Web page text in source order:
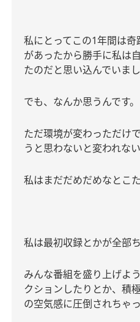
私にとってこの1年間は奇
があったから勝手に私は
たのだと思い込んでいまし
でも、なんか思うんです。
ただ環境が変わっただけ
うと思わないと変われな
私はまだだめだめなとこ
私は最初収録とかが全部
みんな番組を盛り上げよ
クションしたりとか、積
の空気感に圧倒されちゃ